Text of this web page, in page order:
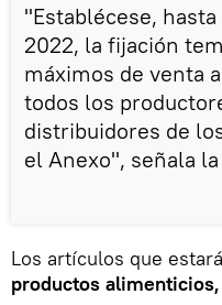
"Establécese,
2022, la fijación
máximos de venta
todos los
distribuidores de
el Anexo", señala
Los artículos que
productos